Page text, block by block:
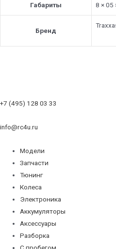
Габариты 8 × 05
Бренд
+7 (495) 128 03 33
info@rc4u.ru
Модели
Запчасти
Тюнинг
Колеса
Электроника
Аккумуляторы
Аксессуары
Разборка
С пробегом